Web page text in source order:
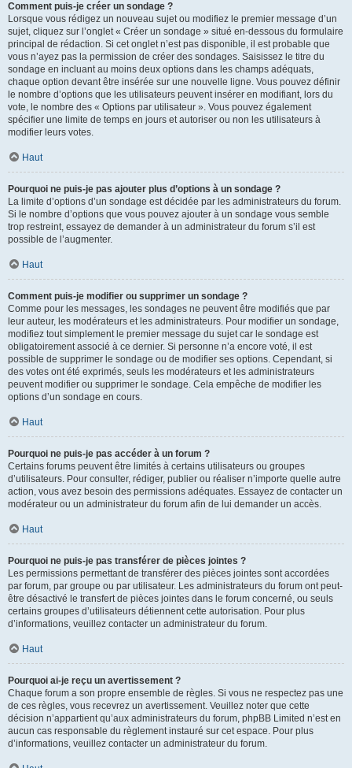
Comment puis-je créer un sondage ?
Lorsque vous rédigez un nouveau sujet ou modifiez le premier message d’un
sujet, cliquez sur l’onglet « Créer un sondage » situé en-dessous du formulaire
principal de rédaction. Si cet onglet n’est pas disponible, il est probable que
vous n’ayez pas la permission de créer des sondages. Saisissez le titre du
sondage en incluant au moins deux options dans les champs adéquats,
chaque option devant être insérée sur une nouvelle ligne. Vous pouvez définir
le nombre d’options que les utilisateurs peuvent insérer en modifiant, lors du
vote, le nombre des « Options par utilisateur ». Vous pouvez également
spécifier une limite de temps en jours et autoriser ou non les utilisateurs à
modifier leurs votes.
Haut
Pourquoi ne puis-je pas ajouter plus d’options à un sondage ?
La limite d’options d’un sondage est décidée par les administrateurs du forum.
Si le nombre d’options que vous pouvez ajouter à un sondage vous semble
trop restreint, essayez de demander à un administrateur du forum s’il est
possible de l’augmenter.
Haut
Comment puis-je modifier ou supprimer un sondage ?
Comme pour les messages, les sondages ne peuvent être modifiés que par
leur auteur, les modérateurs et les administrateurs. Pour modifier un sondage,
modifiez tout simplement le premier message du sujet car le sondage est
obligatoirement associé à ce dernier. Si personne n’a encore voté, il est
possible de supprimer le sondage ou de modifier ses options. Cependant, si
des votes ont été exprimés, seuls les modérateurs et les administrateurs
peuvent modifier ou supprimer le sondage. Cela empêche de modifier les
options d’un sondage en cours.
Haut
Pourquoi ne puis-je pas accéder à un forum ?
Certains forums peuvent être limités à certains utilisateurs ou groupes
d’utilisateurs. Pour consulter, rédiger, publier ou réaliser n’importe quelle autre
action, vous avez besoin des permissions adéquates. Essayez de contacter un
modérateur ou un administrateur du forum afin de lui demander un accès.
Haut
Pourquoi ne puis-je pas transférer de pièces jointes ?
Les permissions permettant de transférer des pièces jointes sont accordées
par forum, par groupe ou par utilisateur. Les administrateurs du forum ont peut-
être désactivé le transfert de pièces jointes dans le forum concerné, ou seuls
certains groupes d’utilisateurs détiennent cette autorisation. Pour plus
d’informations, veuillez contacter un administrateur du forum.
Haut
Pourquoi ai-je reçu un avertissement ?
Chaque forum a son propre ensemble de règles. Si vous ne respectez pas une
de ces règles, vous recevrez un avertissement. Veuillez noter que cette
décision n’appartient qu’aux administrateurs du forum, phpBB Limited n’est en
aucun cas responsable du règlement instauré sur cet espace. Pour plus
d’informations, veuillez contacter un administrateur du forum.